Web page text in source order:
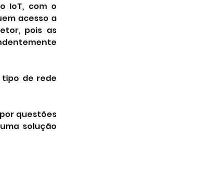
IoT, com o
acesso a
pois as
tipo de rede
questões
solução